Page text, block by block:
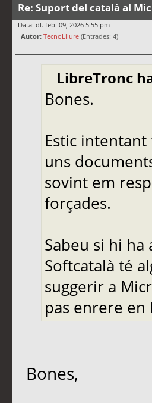
Re: Suport del català al
Data: dl. feb. 09, 2026 5:55 pm
Autor: TecnoLliure (Entrades: 4)
LibreTronc
Bones.
Estic
uns
sovint em
forçades.
Sabeu si hi
Softcatalà té
suggerir a
pas enrere en
Bones,